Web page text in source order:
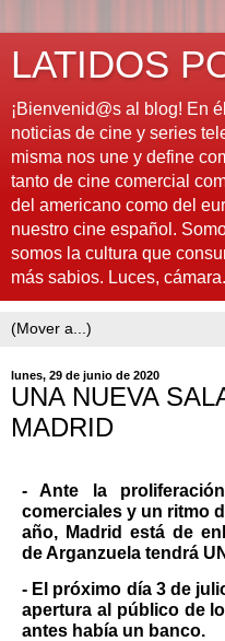
LATIDOS
¡Bienvenid@s al blog! En
noticias de cine y series
misma nos une y define
tanto de cine comercial
del americano como del
nuestro cine español.
somos la cultura que
más sabios. Luces,
lunes, 29 de junio de 2020
UNA NUEVA
MADRID
- Ante la
comerciales y un ritmo
año, Madrid está de
de Arganzuela tendrá
- El próximo día 3 de
apertura al público de
antes había un banco.